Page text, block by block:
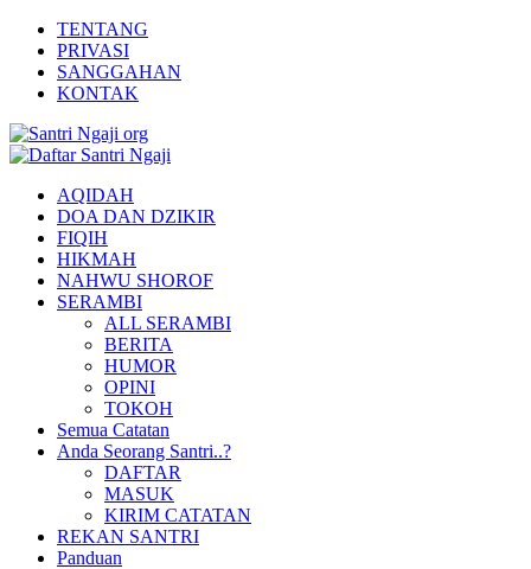
TENTANG
PRIVASI
SANGGAHAN
KONTAK
AQIDAH
DOA DAN DZIKIR
FIQIH
HIKMAH
NAHWU SHOROF
SERAMBI
ALL SERAMBI
BERITA
HUMOR
OPINI
TOKOH
Semua Catatan
Anda Seorang Santri..?
DAFTAR
MASUK
KIRIM CATATAN
REKAN SANTRI
Panduan